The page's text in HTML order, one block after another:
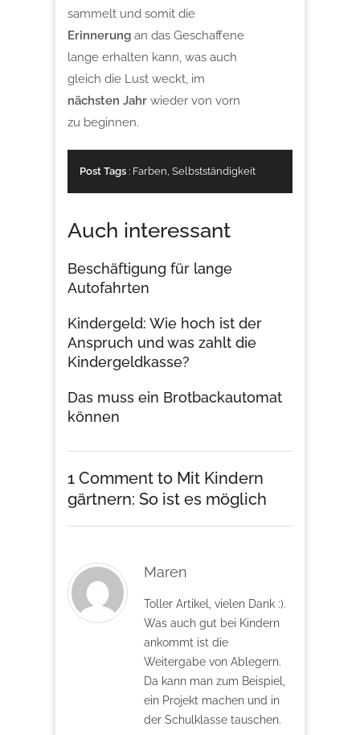
sammelt und somit die
Erinnerung an das Geschaffene
lange erhalten kann, was auch
gleich die Lust weckt, im
nächsten Jahr wieder von vorn
zu beginnen.
Post Tags : Farben Selbstständigkeit
Auch interessant
Beschäftigung für lange
Autofahrten
Kindergeld: Wie hoch ist der
Anspruch und was zahlt die
Kindergeldkasse?
Das muss ein Brotbackautomat
können
1 Comment to Mit Kindern
gärtnern: So ist es möglich
Maren
Toller Artikel, vielen Dank :).
Was auch gut bei Kindern
ankommt ist die
Weitergabe von Ablegern.
Da kann man zum Beispiel,
ein Projekt machen und in
der Schulklasse tauschen.